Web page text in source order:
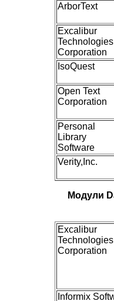
ArborText
Excalibur
Technologies
Corporation
IsoQuest
Open Text
Corporation
Personal
Library
Software
Verity,Inc.
Модули
Excalibur
Technologies
Corporation
Informix